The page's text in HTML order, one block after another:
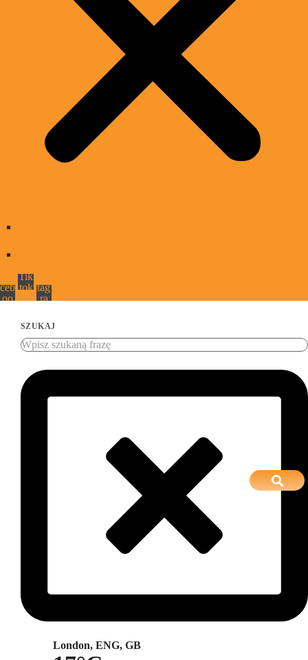
ceb
oo
Tik
tok tag
ra
SZUKAJ
London, ENG, GB